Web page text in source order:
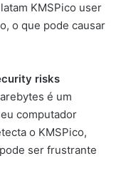
KMSPico user
o que pode causar
risks
é um
computador
o KMSPico,
ser frustrante